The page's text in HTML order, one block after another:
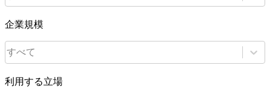
企業規模
すべて
利用する立場